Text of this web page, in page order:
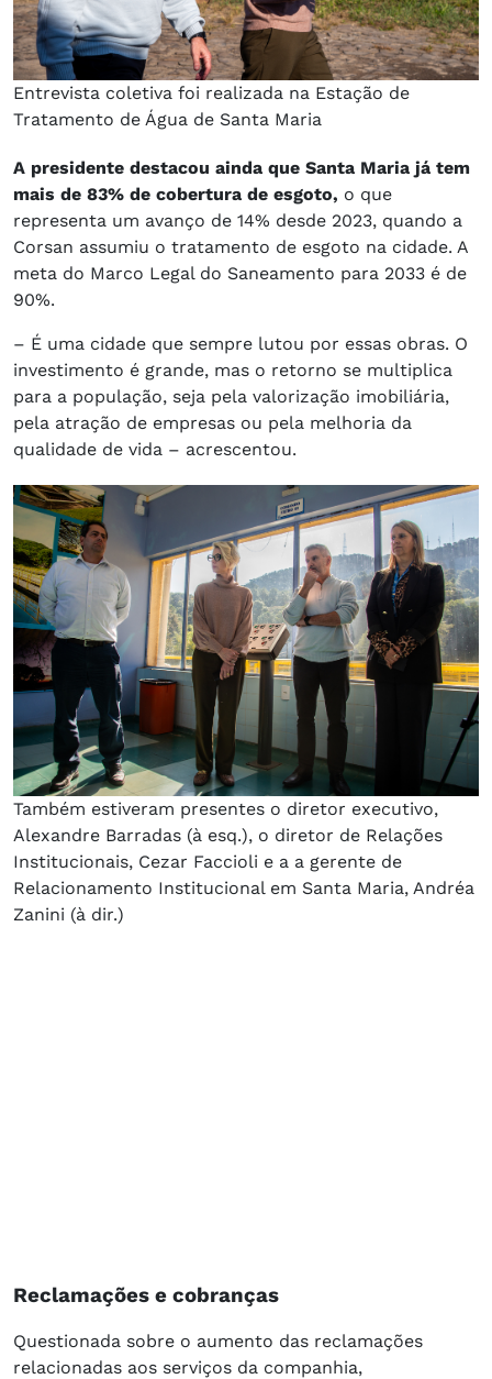
Entrevista coletiva foi realizada na Estação de
Tratamento de Água de Santa Maria
A presidente destacou ainda que Santa Maria já tem
mais de 83% de cobertura de esgoto, o que
representa um avanço de 14% desde 2023, quando a
Corsan assumiu o tratamento de esgoto na cidade. A
meta do Marco Legal do Saneamento para 2033 é de
90%.
– É uma cidade que sempre lutou por essas obras. O
investimento é grande, mas o retorno se multiplica
para a população, seja pela valorização imobiliária,
pela atração de empresas ou pela melhoria da
qualidade de vida – acrescentou.
Também estiveram presentes o diretor executivo,
Alexandre Barradas (à esq.), o diretor de Relações
Institucionais, Cezar Faccioli e a a gerente de
Relacionamento Institucional em Santa Maria, Andréa
Zanini (à dir.)
Reclamações e cobranças
Questionada sobre o aumento das reclamações
relacionadas aos serviços da companhia,